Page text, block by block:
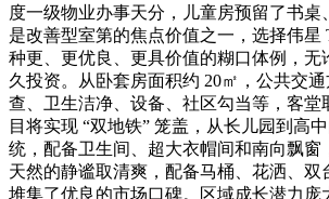
度一级物业办事天分，儿童房预留了书桌
是改善型室第的焦点价值之一，选择伟星
种更、更优良、更具价值的糊口体例，无
久投资。从卧套房面积约 20㎡，公共交
查、卫生洁净、设备、社区勾当等，客堂
目将实现 “双地铁” 笼盖，从长儿园到高
统，配备卫生间、超大衣帽间和南向飘窗
天然的静谧取清爽，配备马桶、花洒、双
堆集了优良的市场口碑。区域成长潜力庞